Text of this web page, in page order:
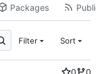
Packages
Filter Sort